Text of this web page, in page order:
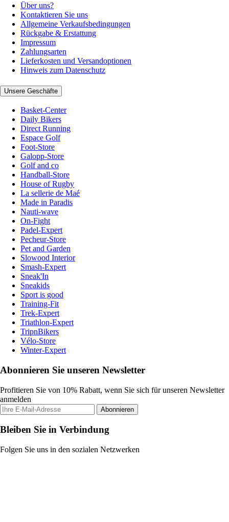
Über uns?
Kontaktieren Sie uns
Allgemeine Verkaufsbedingungen
Rückgabe & Erstattung
Impressum
Zahlungsarten
Lieferkosten und Versandoptionen
Hinweis zum Datenschutz
Unsere Geschäfte
Basket-Center
Daily Bikers
Direct Running
Espace Golf
Foot-Store
Galopp-Store
Golf and co
Handball-Store
House of Rugby
La sellerie de Maé
Made in Paradis
Nauti-wave
On-Fight
Padel-Expert
Pecheur-Store
Pet and Garden
Slowood Interior
Smash-Expert
Sneak'In
Sneakids
Sport is good
Training-Fit
Trek-Expert
Triathlon-Expert
TripnBikers
Vélo-Store
Winter-Expert
Abonnieren Sie unseren Newsletter
Profitieren Sie von 10% Rabatt, wenn Sie sich für unseren Newsletter
anmelden
Abonnieren
Bleiben Sie in Verbindung
Folgen Sie uns in den sozialen Netzwerken